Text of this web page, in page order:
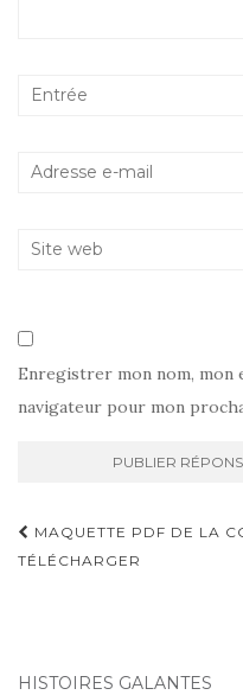
Enregistrer mon nom, mon
navigateur pour mon
Navigation
d'article
MAQUETTE PDF DE LA
TÉLÉCHARGER
HISTOIRES GALANTES